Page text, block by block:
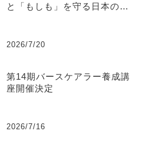
と「もしも」を守る日本の文
2026/7/20
第14期バースケアラー養成講
座開催決定
2026/7/16